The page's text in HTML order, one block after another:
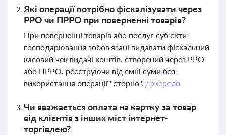
Які операції потрібно фіскалізувати через
РРО чи ПРРО при поверненні товарів?
При поверненні товарів або послуг суб'єкти
господарювання зобов'язані видавати фіскальний
касовий чек видачі коштів, створений через РРО
або ПРРО, реєструючи від'ємні суми без
використання операції "сторно". Джерело
Чи вважається оплата на картку за товар
від клієнтів з інших міст інтернет-
торгівлею?